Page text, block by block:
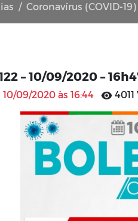
Coronavírus (COVID-19)
– 10/09/2020 –
10/09/2020 às 16:44